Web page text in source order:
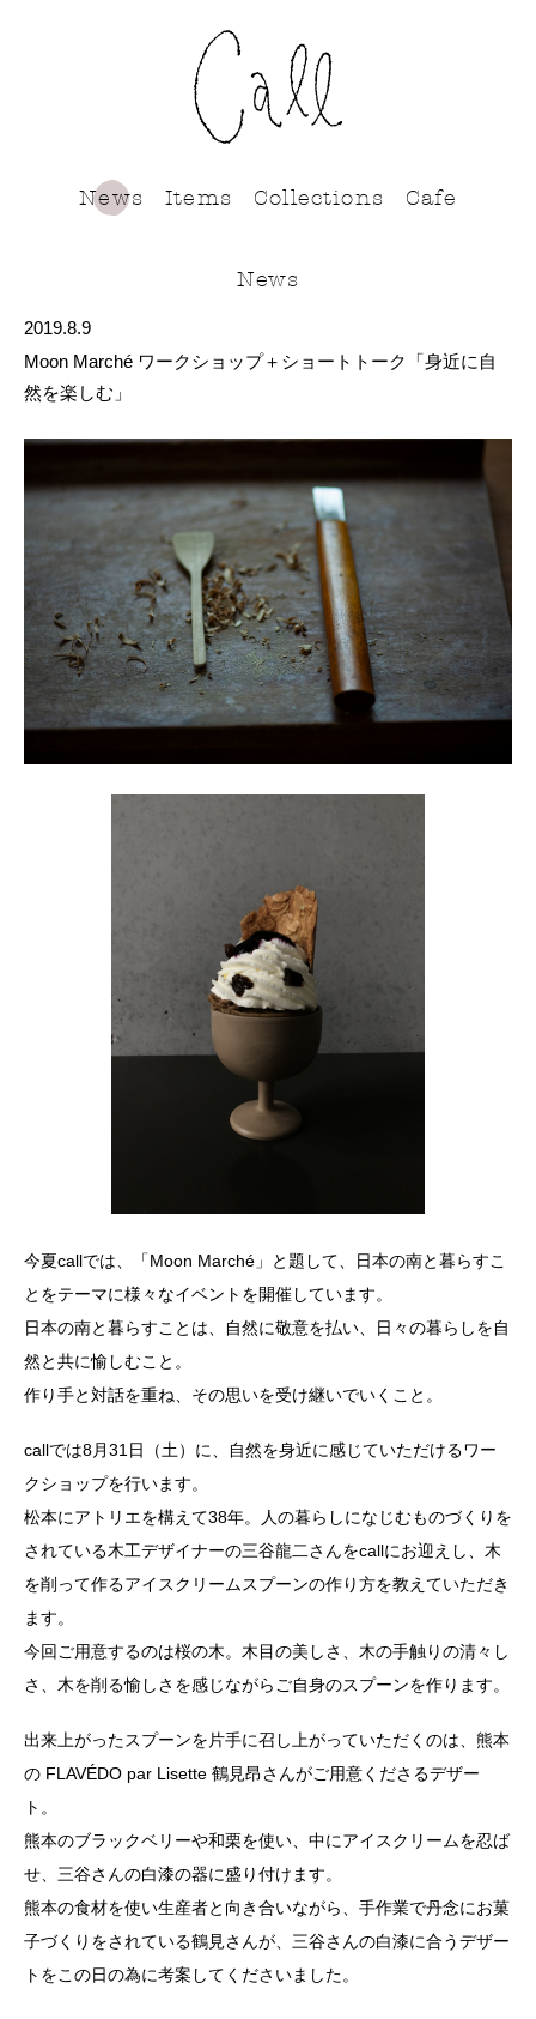
News Items Collections Cafe
News
2019.8.9
Moon Marché ワークショップ＋ショートトーク「身近に自
然を楽しむ」
今夏callでは、「Moon Marché」と題して、日本の南と暮らすこ
とをテーマに様々なイベントを開催しています。
日本の南と暮らすことは、自然に敬意を払い、日々の暮らしを自
然と共に愉しむこと。
作り手と対話を重ね、その思いを受け継いでいくこと。
callでは8月31日（土）に、自然を身近に感じていただけるワー
クショップを行います。
松本にアトリエを構えて38年。人の暮らしになじむものづくりを
されている木工デザイナーの三谷龍二さんをcallにお迎えし、木
を削って作るアイスクリームスプーンの作り方を教えていただき
ます。
今回ご用意するのは桜の木。木目の美しさ、木の手触りの清々し
さ、木を削る愉しさを感じながらご自身のスプーンを作ります。
出来上がったスプーンを片手に召し上がっていただくのは、熊本
の FLAVÉDO par Lisette 鶴見昂さんがご用意くださるデザー
ト。
熊本のブラックベリーや和栗を使い、中にアイスクリームを忍ば
せ、三谷さんの白漆の器に盛り付けます。
熊本の食材を使い生産者と向き合いながら、手作業で丹念にお菓
子づくりをされている鶴見さんが、三谷さんの白漆に合うデザー
トをこの日の為に考案してくださいました。